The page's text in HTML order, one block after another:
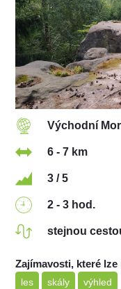
Východní
6 - 7 km
3 / 5
2 - 3 hod.
stejnou
Zajímavosti, které lze
les skály výhled